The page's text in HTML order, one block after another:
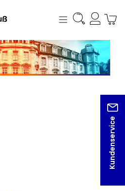
Kundenservice